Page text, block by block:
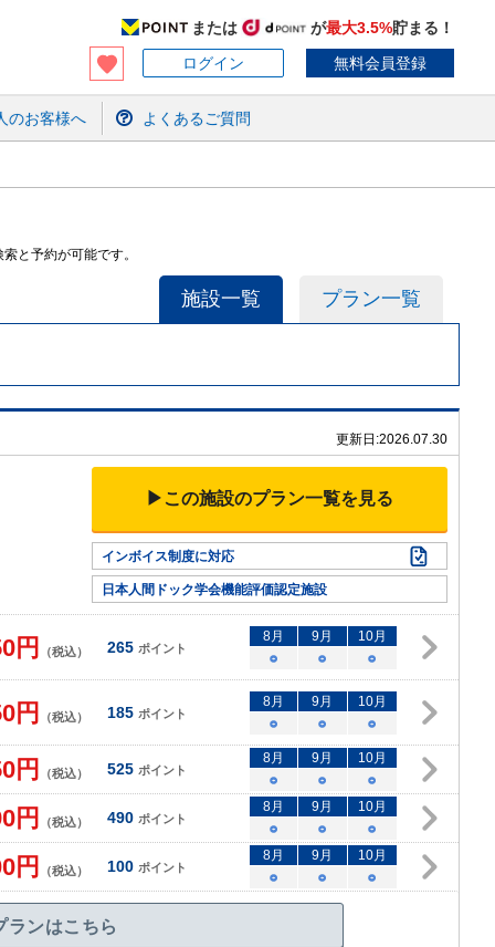
または が最大3.5%貯まる！
ログイン
無料会員登録
のお客様へ よくあるご質問
と予約が可能です。
施設一覧 プラン一覧
更新日:2026.07.30
▶この施設のプラン一覧を見る
インボイス制度に対応
日本人間ドック学会機能評価認定施設
円 （税込） 265 ポイント
8月 9月 10月
○
○ ○
円 （税込） 185 ポイント
8月 9月 10月
○
○ ○
円 （税込） 525 ポイント
8月 9月 10月
○
○ ○
円 （税込） 490 ポイント
8月 9月 10月
○
○ ○
円 （税込） 100 ポイント
8月 9月 10月
○
○ ○
ランはこちら